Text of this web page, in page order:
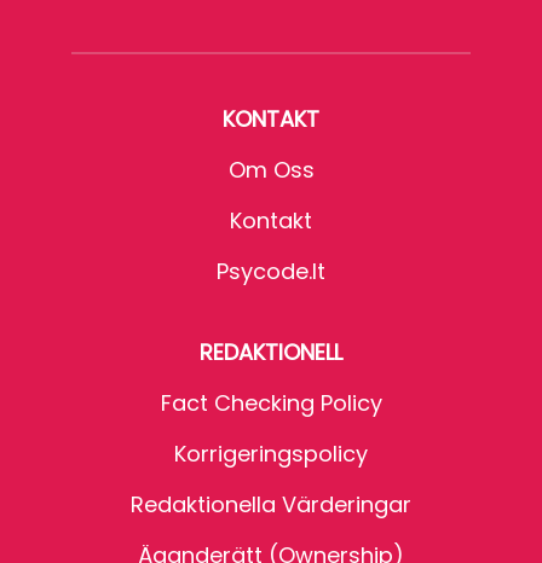
KONTAKT
Om Oss
Kontakt
Psycode.it
REDAKTIONELL
Fact Checking Policy
Korrigeringspolicy
Redaktionella Värderingar
Äganderätt (Ownership)